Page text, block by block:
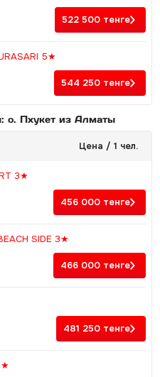
522 500 тенге
5★
544 250 тенге
о. Пхукет из Алматы
Цена / 1 чел.
3★
456 000 тенге
SIDE 3★
466 000 тенге
481 250 тенге